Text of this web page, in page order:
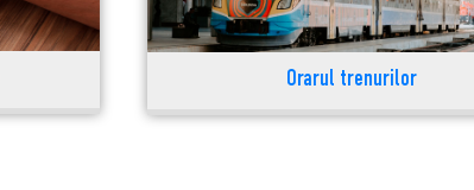
Orarul trenurilor